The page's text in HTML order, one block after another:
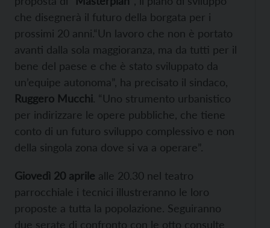
che disegnerà il futuro della borgata per i
prossimi 20 anni.“Un lavoro che non è portato
avanti dalla sola maggioranza, ma da tutti per il
bene del paese e che è stato sviluppato da
un’equipe autonoma”, ha precisato il sindaco,
Ruggero Mucchi. “Uno strumento urbanistico
per indirizzare le opere pubbliche, che tiene
conto di un futuro sviluppo complessivo e non
della singola zona dove si va a operare”.
Giovedì 20 aprile alle 20.30 nel teatro
parrocchiale i tecnici illustreranno le loro
proposte a tutta la popolazione. Seguiranno
due serate di confronto con le otto consulte